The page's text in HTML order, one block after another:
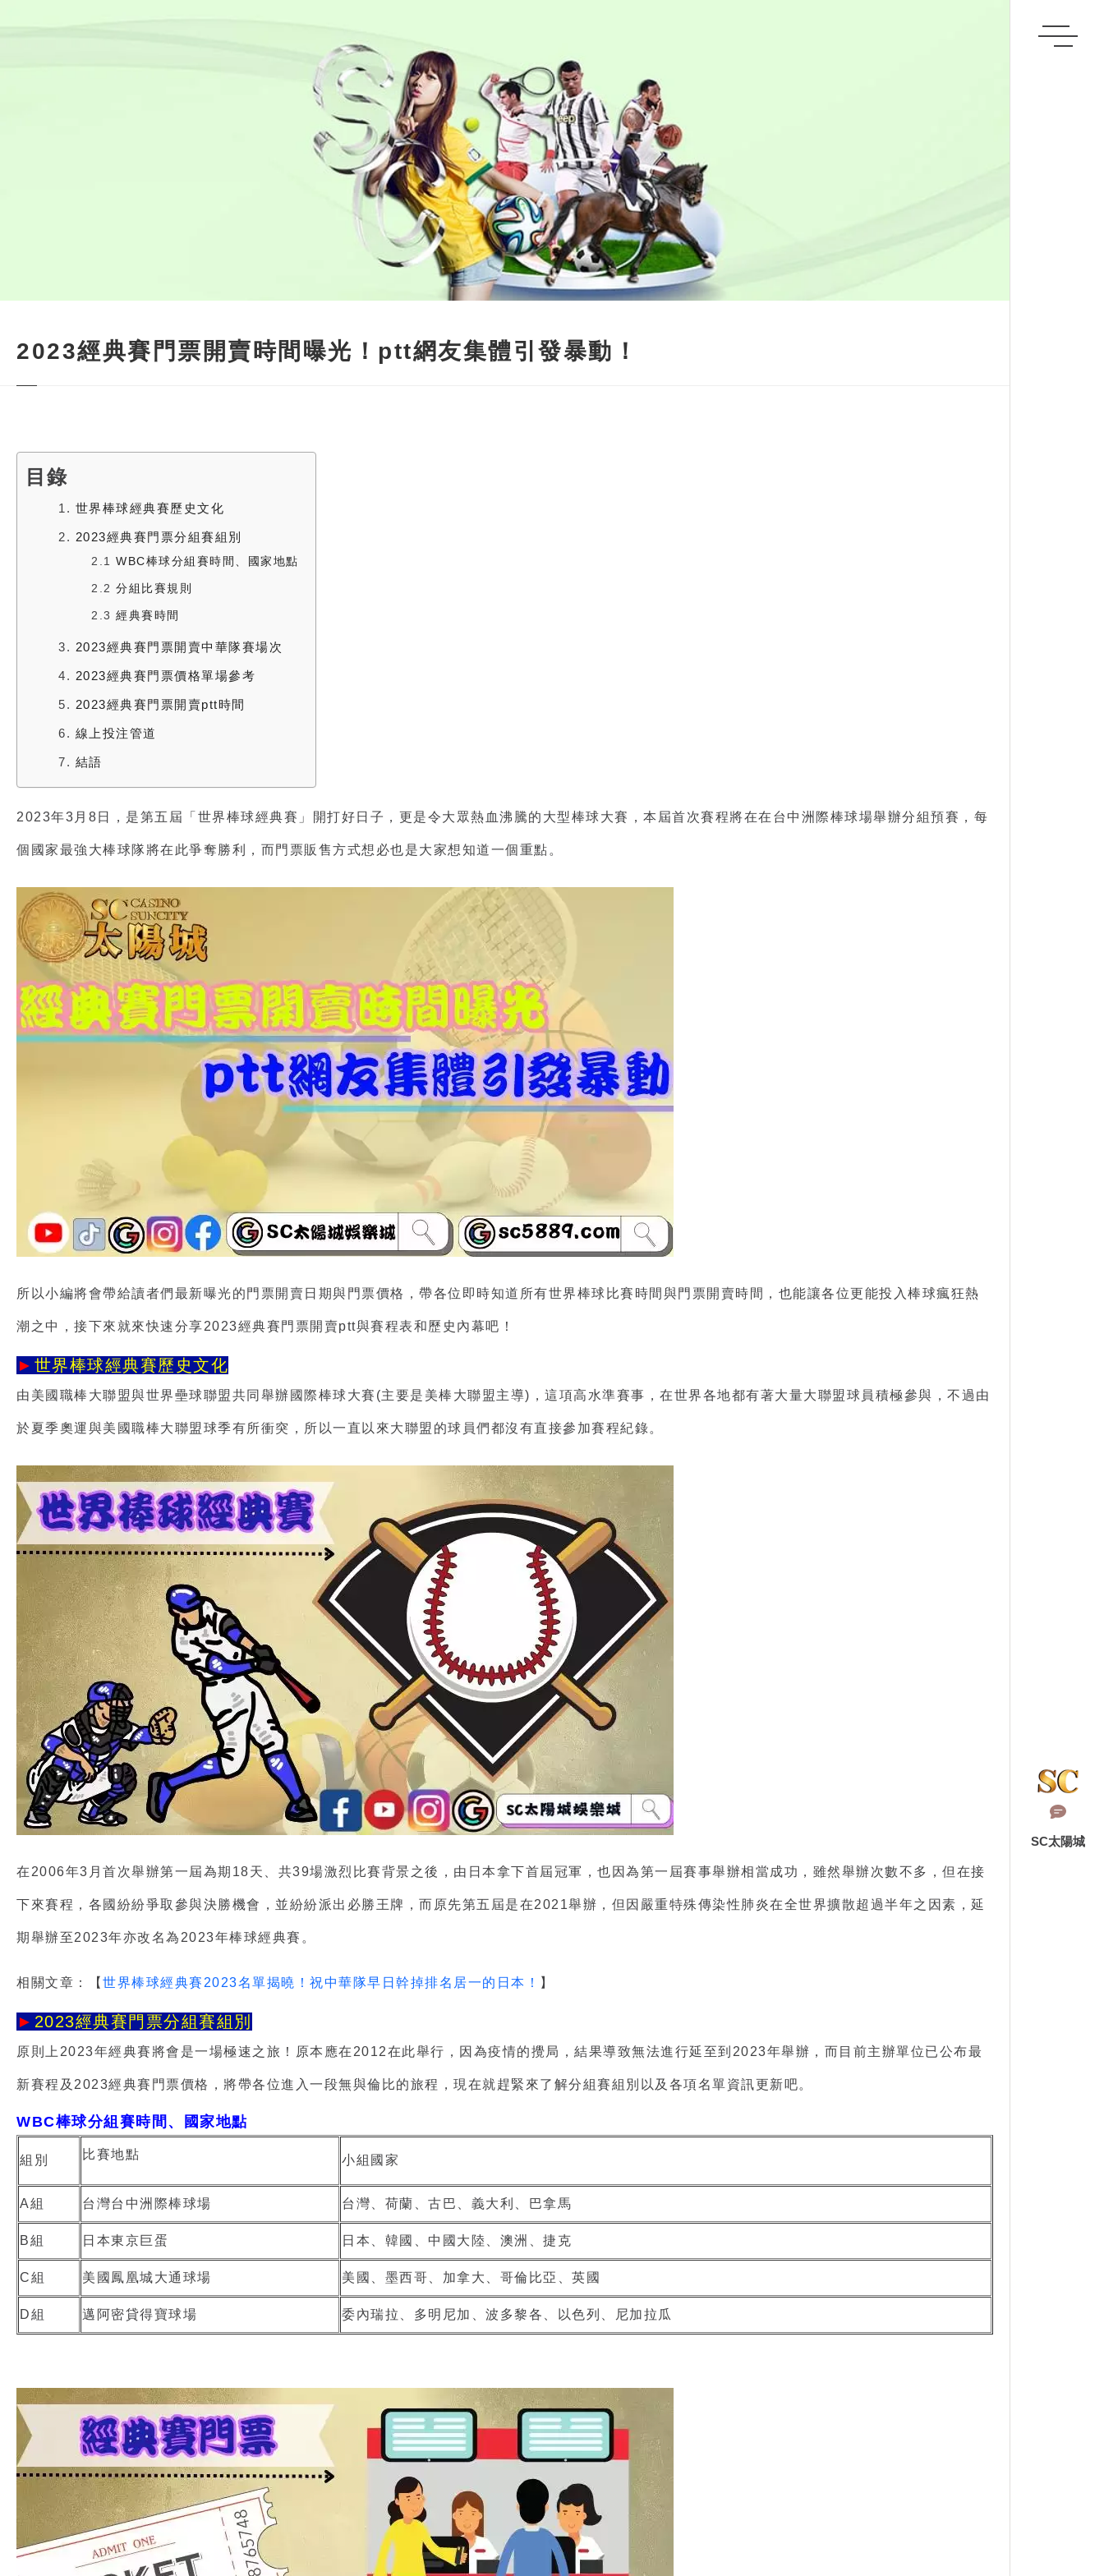
SC太陽城
2023經典賽門票開賣時間曝光！ptt網友集體引發暴動！
目錄
1. 世界棒球經典賽歷史文化
2. 2023經典賽門票分組賽組別
2.1 WBC棒球分組賽時間、國家地點
2.2 分組比賽規則
2.3 經典賽時間
3. 2023經典賽門票開賣中華隊賽場次
4. 2023經典賽門票價格單場參考
5. 2023經典賽門票開賣ptt時間
6. 線上投注管道
7. 結語
2023年3月8日，是第五屆「 世界棒球經典賽 」開打好日子，更是令大眾熱血沸騰的大型棒球大賽，本屆首次賽程將在在台中洲際棒球場舉辦分組預賽，每
個國家最強大棒球隊將在此爭奪勝利，而門票販售方式想必也是大家想知道一個重點。
所以小編將會帶給讀者們最新曝光的門票開賣日期與門票價格，帶各位即時知道所有世界棒球比賽時間與門票開賣時間，也能讓各位更能投入棒球瘋狂熱
潮之中，接下來就來快速分享2023經典賽門票開賣ptt與賽程表和歷史內幕吧！
► 世界棒球經典賽歷史文化
由美國職棒大聯盟與世界壘球聯盟共同舉辦國際棒球大賽(主要是美棒大聯盟主導)，這項高水準賽事，在世界各地都有著大量大聯盟球員積極參與，不過由
於夏季奧運與美國職棒大聯盟球季有所衝突，所以一直以來大聯盟的球員們都沒有直接參加賽程紀錄。
在2006年3月首次舉辦第一屆為期18天、共39場激烈比賽背景之後，由日本拿下首屆冠軍，也因為第一屆賽事舉辦相當成功，雖然舉辦次數不多，但在接
下來賽程，各國紛紛爭取參與決勝機會，並紛紛派出必勝王牌，而原先第五屆是在2021舉辦，但因嚴重特殊傳染性肺炎在全世界擴散超過半年之因素，延
期舉辦至2023年亦改名為2023年棒球經典賽。
相關文章：【 世界棒球經典賽2023名單揭曉！祝中華隊早日幹掉排名居一的日本！ 】
► 2023經典賽門票分組賽組別
原則上2023年經典賽將會是一場極速之旅！原本應在2012在此舉行，因為疫情的攪局，結果導致無法進行延至到2023年舉辦，而目前主辦單位已公布最
新賽程及 2023經典賽門票價格 ，將帶各位進入一段無與倫比的旅程，現在就趕緊來了解分組賽組別以及各項名單資訊更新吧。
WBC棒球分組賽時間、國家地點
組別 比賽地點 小組國家
A組 台灣台中洲際棒球場 台灣、荷蘭、古巴、義大利、巴拿馬
B組 日本東京巨蛋 日本、韓國、中國大陸、澳洲、捷克
C組 美國鳳凰城大通球場 美國、墨西哥、加拿大、哥倫比亞、英國
D組 邁阿密貸得寶球場 委內瑞拉、多明尼加、波多黎各、以色列、尼加拉瓜